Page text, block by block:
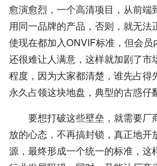
愈演愈烈，一个高清项目，从前端
用同一品牌的产品，否则，就无法
使现在都加入ONVIF标准，但会员
还很难让人满意，这样就加剧了市
程度，因为大家都清楚，谁先占得
永久占领这块地盘，典型的古惑仔
要想打破这些壁垒，就需要厂
放的心态，不再搞封锁，真正地开
源，最终形成一个统一的标准，这